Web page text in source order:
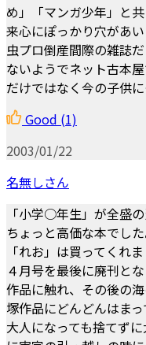
め」「マンガ少年」と
来心にぽっかり穴があい
虫プロ倒産間際の雑誌
ないようでネット古本
だけではなく今の子供
Good (1)
2003/01/22
名無しさん
「小学○年生」が全盛
ちょっと高価な本でし
「れお」は買ってくれ
４月号を最後に廃刊と
作品に触れ、その後の
塚作品にどんどんはまっ
大人になっても捨てず